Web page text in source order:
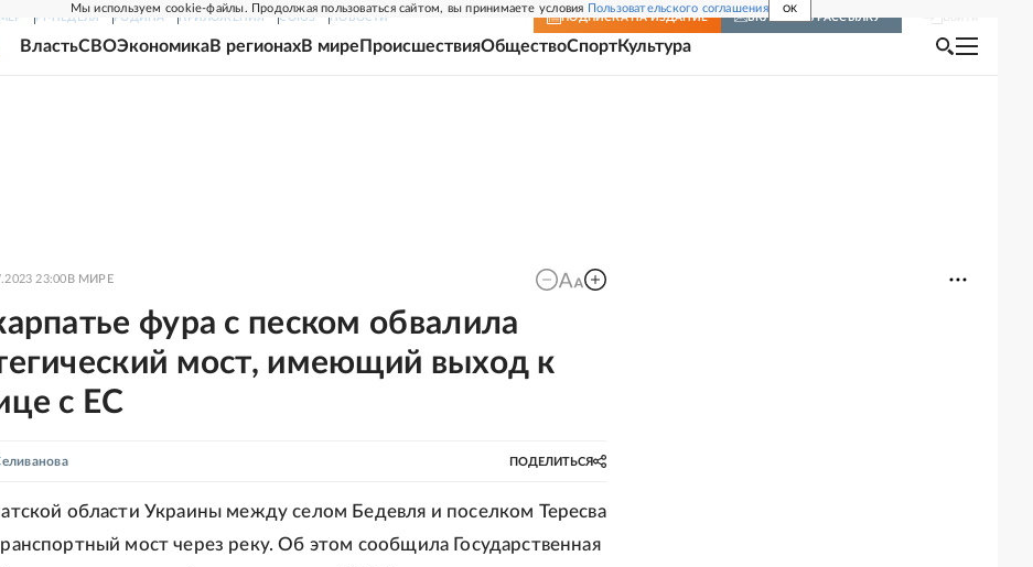
Мы используем cookie-файлы. Продолжая пользоваться сайтом, вы принимаете условия Пользовательского соглашения OK
РГ-НЕДЕЛЯ РОДИНА ПРИЛОЖЕНИЯ СОЮЗ НОВОСТИ ПОДПИСКА НА ИЗДАНИЕ ВКЛЮЧИТЬ РАССЫЛКУ
ВластьСВОЭкономикаВ регионахВ мире ПроисшествияОбществоСпортКультура
23:00 В МИРЕ
фура с песком обвалила
мост, имеющий выход к
с ЕС
ПОДЕЛИТЬСЯ
области Украины между селом Бедевля и поселком Тересва
мост через реку. Об этом сообщила Государственная